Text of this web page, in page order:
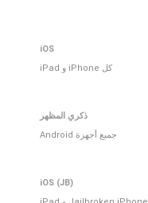
iOS
كل iPhone و iPad
ذكري المظهر
جميع أجهزة Android
iOS (JB)